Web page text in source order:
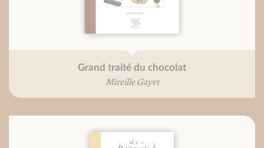
Grand traité du chocolat
Mireille Gayet